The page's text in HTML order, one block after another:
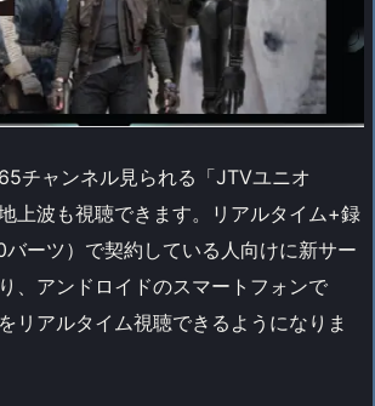
チャンネル見られる「JTVユニオ
上波も視聴できます。リアルタイム+録
ーツ）で契約している人向けに新サー
、アンドロイドのスマートフォンで
リアルタイム視聴できるようになりま